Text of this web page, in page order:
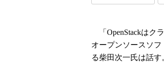
「OpenStackはク
オープンソースソフ
る柴田次一氏は話